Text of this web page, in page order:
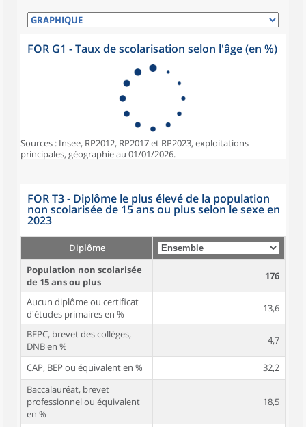
FOR G1 - Taux de scolarisation selon l'âge (en %)
Sources : Insee, RP2012, RP2017 et RP2023, exploitations
principales, géographie au 01/01/2026.
FOR T3 - Diplôme le plus élevé de la population
non scolarisée de 15 ans ou plus selon le sexe en
2023
Diplôme
Population non scolarisée
de 15 ans ou plus
176
Aucun diplôme ou certificat
d'études primaires en %
13,6
BEPC, brevet des collèges,
DNB en %
4,7
CAP, BEP ou équivalent en %
32,2
Baccalauréat, brevet
professionnel ou équivalent
en %
18,5